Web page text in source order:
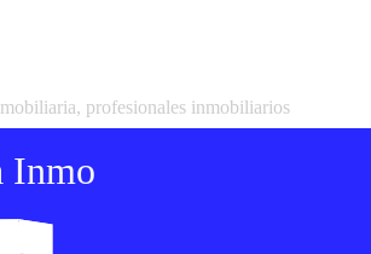
profesionales inmobiliarios
Inmo